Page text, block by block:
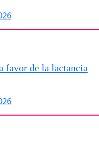
favor de la lactancia